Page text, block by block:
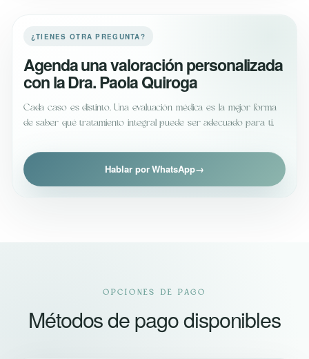
¿TIENES OTRA PREGUNTA?
Agenda una valoración personalizada
con la Dra. Paola Quiroga
Cada caso es distinto. Una evaluación médica es la mejor forma
de saber qué tratamiento integral puede ser adecuado para ti.
Hablar por WhatsApp→
OPCIONES DE PAGO
Métodos de pago disponibles